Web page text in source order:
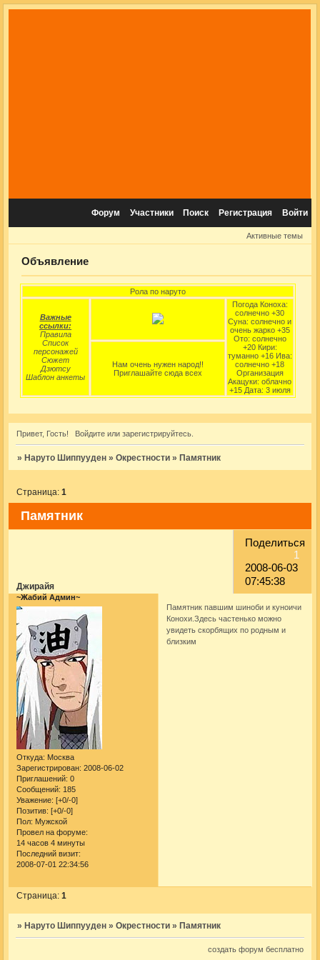
Форум Участники Поиск Регистрация Войти
Активные темы
Объявление
Рола по наруто
Важные
ссылки:
Правила
Список
персонажей
Сюжет
Дзютсу
Шаблон анкеты
Погода Коноха:
солнечно +30
Суна: солнечно и
очень жарко +35
Ото: солнечно
+20 Кири:
туманно +16 Ива:
солнечно +18
Организация
Акацуки: облачно
+15 Дата: 3 июля
Нам очень нужен народ!!
Приглашайте сюда всех
Привет, Гость! Войдитеили зарегистрируйтесь.
» Наруто Шиппууден »Окрестности » Памятник
Памятник
Страница:1
Поделиться
1
2008-06-03
07:45:38
Джирайя
~Жабий Админ~
Откуда: Москва
Зарегистрирован: 2008-06-02
Приглашений: 0
Сообщений: 185
Уважение: [+0/-0]
Позитив: [+0/-0]
Пол: Мужской
Провел на форуме:
14 часов 4 минуты
Последний визит:
2008-07-01 22:34:56
Памятник павшим шиноби и куноичи
Конохи.Здесь частенько можно
увидеть скорбящих по родным и
близким
Страница:1
» Наруто Шиппууден »Окрестности » Памятник
создать форум бесплатно